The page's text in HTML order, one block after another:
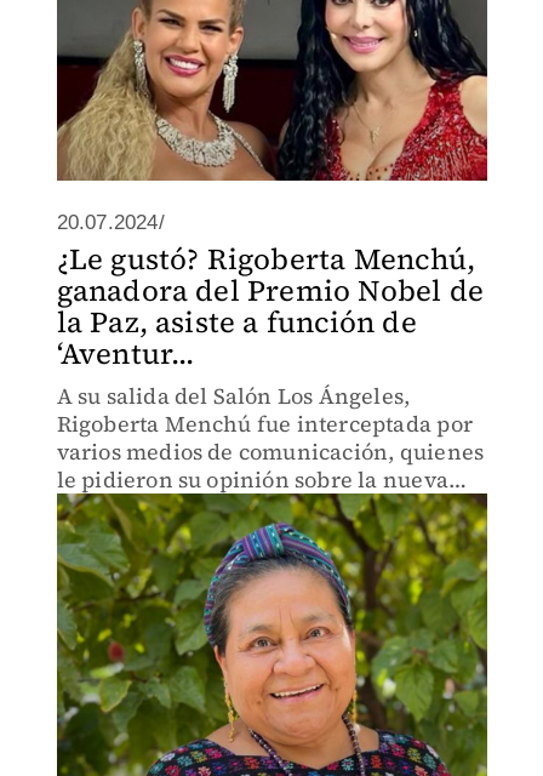
20.07.2024/
¿Le gustó? Rigoberta Menchú,
ganadora del Premio Nobel de
la Paz, asiste a función de
‘Aventur...
A su salida del Salón Los Ángeles,
Rigoberta Menchú fue interceptada por
varios medios de comunicación, quienes
le pidieron su opinión sobre la nueva
versión de 'Aventurera'.